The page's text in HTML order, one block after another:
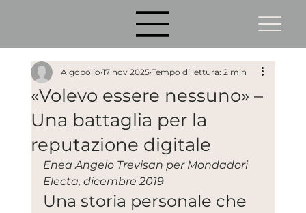
«Volevo essere nessuno» –
Una battaglia per la
reputazione digitale
Algopolio 17 nov 2025 Tempo di lettura: 2 min
Enea Angelo Trevisan per Mondadori
Electa, dicembre 2019
Una storia personale che